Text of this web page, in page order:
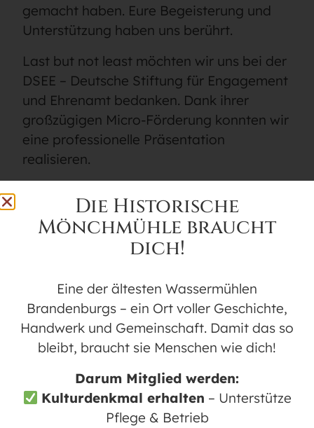
gemacht haben. Eure Begeisterung und
Unterstützung haben uns berührt.
Last but not least möchten wir uns bei der
DSEE – Deutsche Stiftung für Engagement
und Ehrenamt bedanken. Dank ihrer
großzügigen Micro-Förderung konnten wir
eine professionelle Präsentation
realisieren.
über diese wunderbare Feier und freuen
uns darauf, auch in Zukunft die
Historische Mönchmühle als Teil unserer
Das Team der Historischen Mönchmühle
Die Historische
Mönchmühle braucht
dich!
Eine der ältesten Wassermühlen
Brandenburgs – ein Ort voller Geschichte,
Handwerk und Gemeinschaft. Damit das so
bleibt, braucht sie Menschen wie dich!
Darum Mitglied werden:
Kulturdenkmal erhalten – Unterstütze
Pflege & Betrieb